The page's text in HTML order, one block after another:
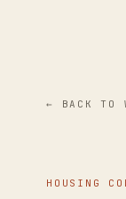
← BACK TO
HOUSING